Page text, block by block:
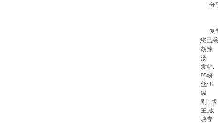
分
复
您已
胡辣
汤
发帖:
95粉
丝: 8
级
别 : 版
主,版
块专